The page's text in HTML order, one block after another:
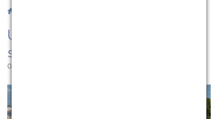
UCPel participa de evento
sobre museus
03.06.2026 | 11:51